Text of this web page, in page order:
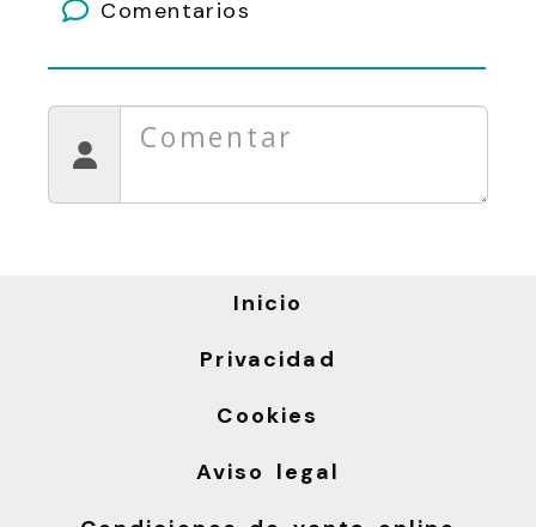
Comentarios
Inicio
Privacidad
Cookies
Aviso legal